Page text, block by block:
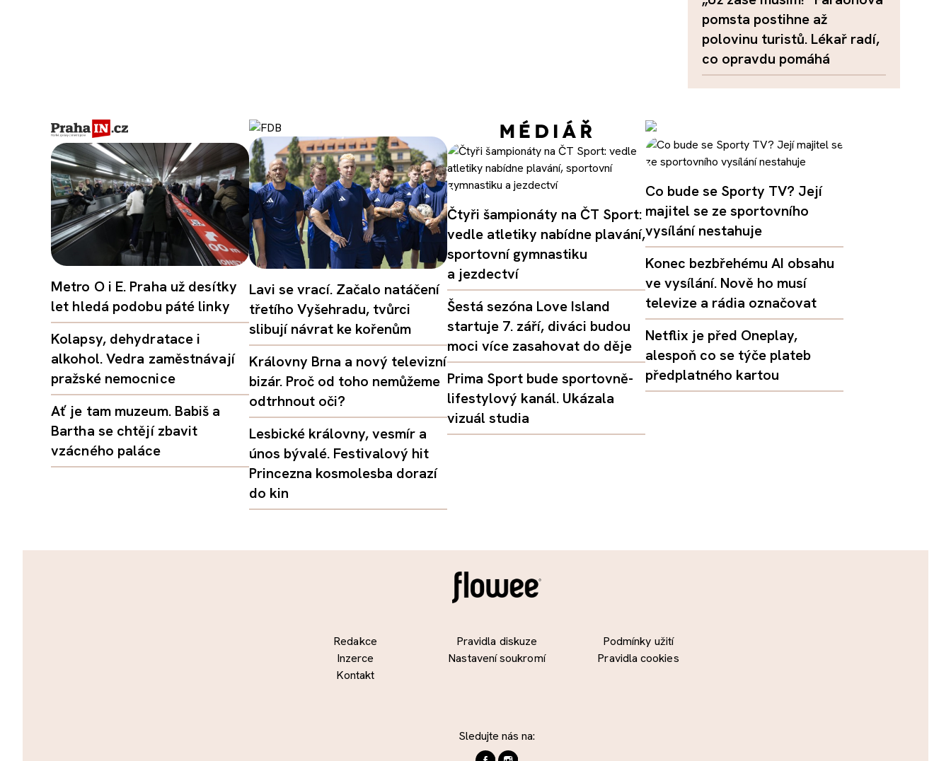
pomsta postihne až
polovinu turistů. Lékař radí,
co opravdu pomáhá
Metro O i E. Praha už desítky
let hledá podobu páté linky
Kolapsy, dehydratace i
alkohol. Vedra zaměstnávají
pražské nemocnice
Ať je tam muzeum. Babiš a
Bartha se chtějí zbavit
vzácného paláce
Lavi se vrací. Začalo natáčení
třetího Vyšehradu, tvůrci
slibují návrat ke kořenům
Královny Brna a nový televizní
bizár. Proč od toho nemůžeme
odtrhnout oči?
Lesbické královny, vesmír a
únos bývalé. Festivalový hit
Princezna kosmolesba dorazí
do kin
Čtyři šampionáty na ČT Sport:
vedle atletiky nabídne plavání,
sportovní gymnastiku
a jezdectví
Šestá sezóna Love Island
startuje 7. září, diváci budou
moci více zasahovat do děje
Prima Sport bude sportovně-
lifestylový kanál. Ukázala
vizuál studia
Co bude se Sporty TV? Její
majitel se ze sportovního
vysílání nestahuje
Konec bezbřehému AI obsahu
ve vysílání. Nově ho musí
televize a rádia označovat
Netflix je před Oneplay,
alespoň co se týče plateb
předplatného kartou
Redakce
Inzerce
Kontakt
Pravidla diskuze
Nastavení soukromí
Podmínky užití
Pravidla cookies
Sledujte nás na: